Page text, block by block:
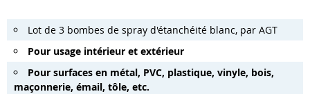
Lot de 3 bombes de spray d'étanchéité blanc, par AGT
Pour usage intérieur et extérieur
Pour surfaces en métal, PVC, plastique, vinyle, bois,
maçonnerie, émail, tôle, etc.